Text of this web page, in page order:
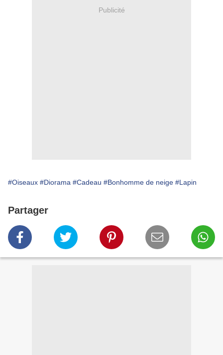
Publicité
#Oiseaux #Diorama #Cadeau #Bonhomme de neige #Lapin
Partager